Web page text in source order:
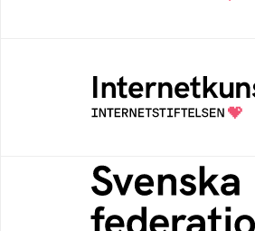
Samlad kunskap som hjälper
säker och medveten
Svenska
Grunden för medlemskap i en
kontextspecifik